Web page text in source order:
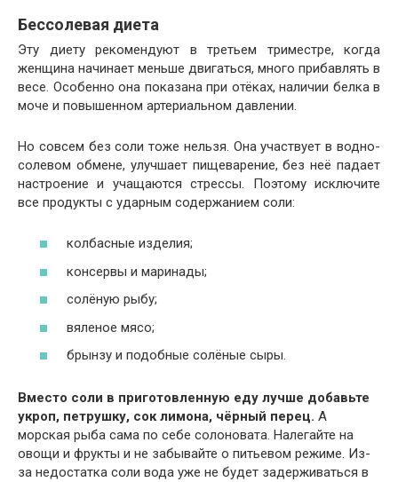
Бессолевая диета
Эту диету рекомендуют в третьем триместре, когда
женщина начинает меньше двигаться, много прибавлять в
весе. Особенно она показана при отёках, наличии белка в
моче и повышенном артериальном давлении.
Но совсем без соли тоже нельзя. Она участвует в водно-
солевом обмене, улучшает пищеварение, без неё падает
настроение и учащаются стрессы. Поэтому исключите
все продукты с ударным содержанием соли:
колбасные изделия;
консервы и маринады;
солёную рыбу;
вяленое мясо;
брынзу и подобные солёные сыры.
Вместо соли в приготовленную еду лучше добавьте
укроп, петрушку, сок лимона, чёрный перец. А
морская рыба сама по себе солоновата. Налегайте на
овощи и фрукты и не забывайте о питьевом режиме. Из-
за недостатка соли вода уже не будет задерживаться в